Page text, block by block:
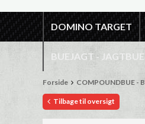
DOMINO TARGET
BUEJAGT - JAGTBUE
Forside COMPOUNDBUE -
Tilbage til oversigt